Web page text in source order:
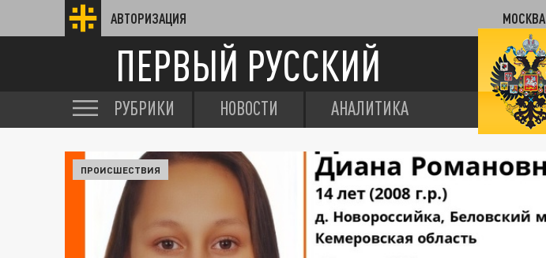
АВТОРИЗАЦИЯ МОСКВА
ПЕРВЫЙ РУССКИЙ
РУБРИКИ НОВОСТИ АНАЛИТИКА
ПРОИСШЕСТВИЯ